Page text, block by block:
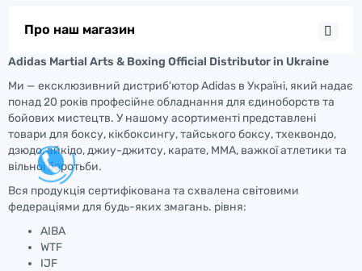
Про наш магазин
Adidas Martial Arts & Boxing Official Distributor in Ukraine
Ми — ексклюзивний дистриб'ютор Adidas в Україні, який надає
понад 20 років професійне обладнання для єдиноборств та
бойових мистецтв. У нашому асортименті представлені
товари для боксу, кікбоксингу, тайського боксу, тхеквондо,
дзюдо, айкідо, джиу-джитсу, карате, ММА, важкої атлетики та
вільної боротьби.
Вся продукція сертифікована та схвалена світовими
федераціями для будь-яких змагань. рівня:
AIBA
WTF
IJF